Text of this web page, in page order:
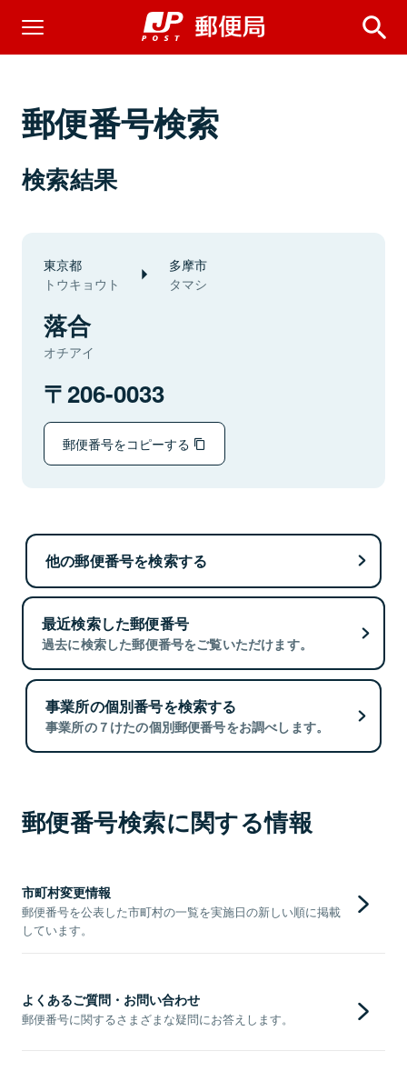
郵便番号検索
検索結果
東京都
トウキョウト
多摩市
タマシ
落合
オチアイ
206-0033
郵便番号をコピーする
他の郵便番号を検索する
最近検索した郵便番号
過去に検索した郵便番号をご覧いただけます。
事業所の個別番号を検索する
事業所の７けたの個別郵便番号をお調べします。
郵便番号検索に関する情報
市町村変更情報
郵便番号を公表した市町村の一覧を実施日の新しい順に掲載
しています。
よくあるご質問・お問い合わせ
郵便番号に関するさまざまな疑問にお答えします。